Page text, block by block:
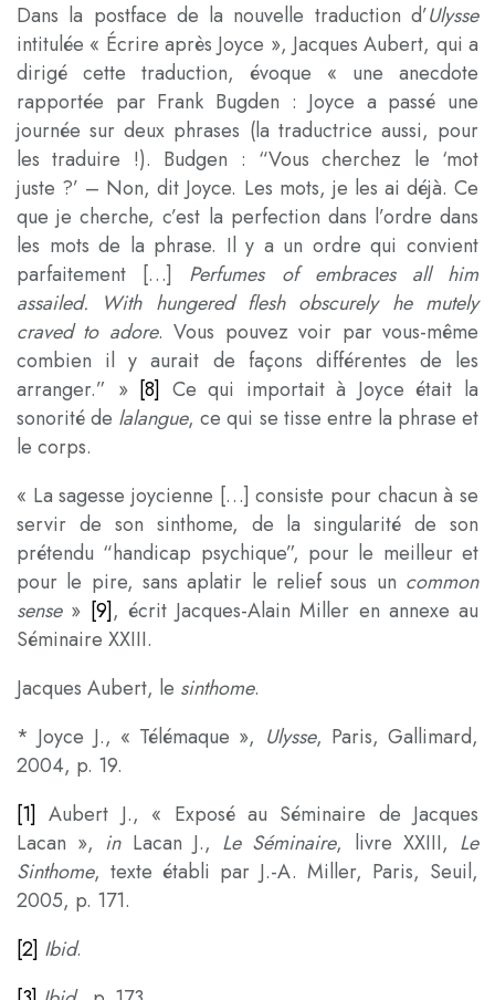
Dans la postface de la nouvelle traduction d’Ulysse
intitulée « Écrire après Joyce », Jacques Aubert, qui a
dirigé cette traduction, évoque « une anecdote
rapportée par Frank Bugden : Joyce a passé une
journée sur deux phrases (la traductrice aussi, pour
les traduire !). Budgen : “Vous cherchez le ‘mot
juste ?’ – Non, dit Joyce. Les mots, je les ai déjà. Ce
que je cherche, c’est la perfection dans l’ordre dans
les mots de la phrase. Il y a un ordre qui convient
parfaitement […] Perfumes of embraces all him
assailed. With hungered flesh obscurely he mutely
craved to adore. Vous pouvez voir par vous-même
combien il y aurait de façons différentes de les
arranger.” » [8] Ce qui importait à Joyce était la
sonorité de lalangue, ce qui se tisse entre la phrase et
le corps.
« La sagesse joycienne […] consiste pour chacun à se
servir de son sinthome, de la singularité de son
prétendu “handicap psychique”, pour le meilleur et
pour le pire, sans aplatir le relief sous un common
sense» [9], écrit Jacques-Alain Miller en annexe au
Séminaire XXIII.
Jacques Aubert, le sinthome.
* Joyce J., « Télémaque », Ulysse, Paris, Gallimard,
2004, p. 19.
[1] Aubert J., « Exposé au Séminaire de Jacques
Lacan », inLacan J., Le Séminaire, livre XXIII, Le
Sinthome, texte établi par J.-A. Miller, Paris, Seuil,
2005, p. 171.
[2] Ibid.